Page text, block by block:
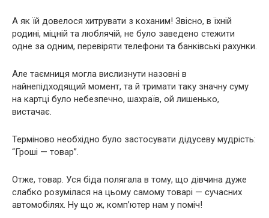
А як їй довелося хитрувати з коханим! Звісно, в їхній
родині, міцній та люблячій, не було заведено стежити
одне за одним, перевіряти телефони та банківські рахунки.
Але таємниця могла вислизнути назовні в
найнепідходящий момент, та й тримати таку значну суму
на картці було небезпечно, шахраїв, ой лишенько,
вистачає.
Терміново необхідно було застосувати дідусеву мудрість:
“Гроші — товар”.
Отже, товар. Уся біда полягала в тому, що дівчина дуже
слабко розумілася на цьому самому товарі — сучасних
автомобілях. Ну що ж, комп’ютер нам у поміч!